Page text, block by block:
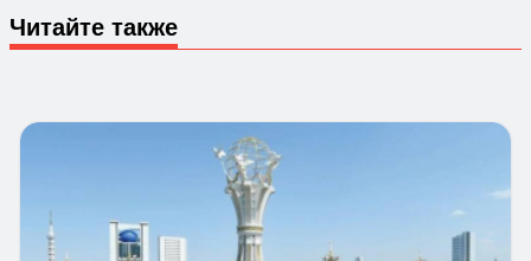
Читайте также